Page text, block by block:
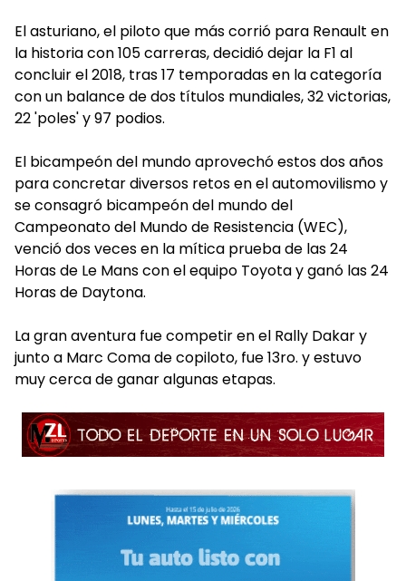
El asturiano, el piloto que más corrió para Renault en
la historia con 105 carreras, decidió dejar la F1 al
concluir el 2018, tras 17 temporadas en la categoría
con un balance de dos títulos mundiales, 32 victorias,
22 'poles' y 97 podios.
El bicampeón del mundo aprovechó estos dos años
para concretar diversos retos en el automovilismo y
se consagró bicampeón del mundo del
Campeonato del Mundo de Resistencia (WEC),
venció dos veces en la mítica prueba de las 24
Horas de Le Mans con el equipo Toyota y ganó las 24
Horas de Daytona.
La gran aventura fue competir en el Rally Dakar y
junto a Marc Coma de copiloto, fue 13ro. y estuvo
muy cerca de ganar algunas etapas.